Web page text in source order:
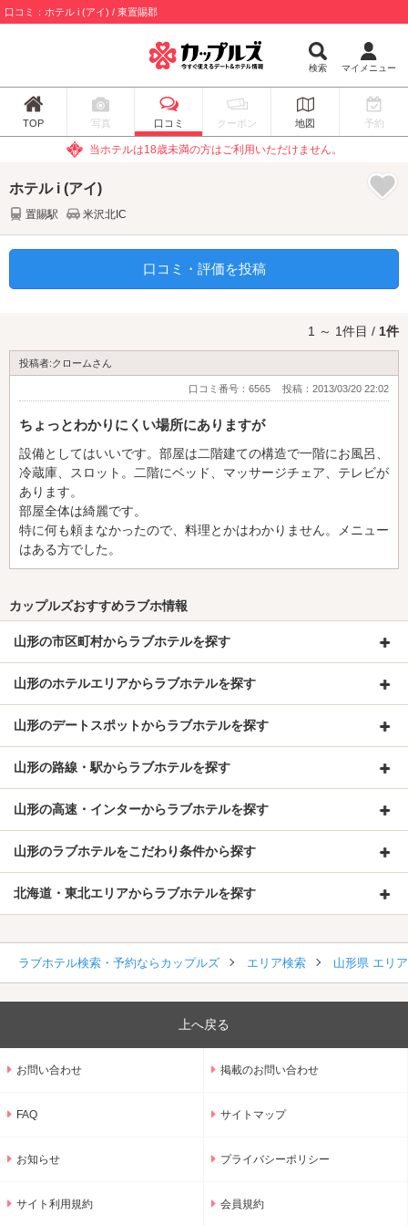
口コミ：ホテル i (アイ) / 東置賜郡
検索 マイメニュー
TOP 写真 口コミ クーポン 地図 予約
当ホテルは18歳未満の方はご利用いただけません。
ホテル i (アイ)
置賜駅 米沢北IC
口コミ・評価を投稿
1 ～ 1件目 / 1件
投稿者:クロームさん
口コミ番号：6565 投稿：2013/03/20 22:02
ちょっとわかりにくい場所にありますが
設備としてはいいです。部屋は二階建ての構造で一階にお風呂、
冷蔵庫、スロット。二階にベッド、マッサージチェア、テレビが
あります。
部屋全体は綺麗です。
特に何も頼まなかったので、料理とかはわかりません。メニュー
はある方でした。
カップルズおすすめラブホ情報
山形の市区町村からラブホテルを探す
山形のホテルエリアからラブホテルを探す
山形のデートスポットからラブホテルを探す
山形の路線・駅からラブホテルを探す
山形の高速・インターからラブホテルを探す
山形のラブホテルをこだわり条件から探す
北海道・東北エリアからラブホテルを探す
ラブホテル検索・予約ならカップルズ エリア検索 山形県 エリ
上へ戻る
お問い合わせ 掲載のお問い合わせ
FAQ サイトマップ
お知らせ プライバシーポリシー
サイト利用規約 会員規約